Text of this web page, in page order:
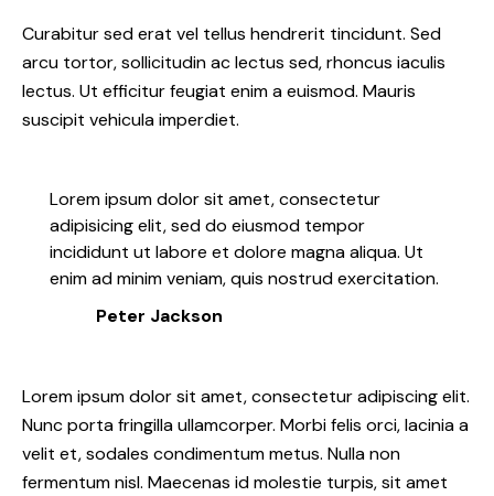
Curabitur sed erat vel tellus hendrerit tincidunt. Sed
arcu tortor, sollicitudin ac lectus sed, rhoncus iaculis
lectus. Ut efficitur feugiat enim a euismod. Mauris
suscipit vehicula imperdiet.
Lorem ipsum dolor sit amet, consectetur
adipisicing elit, sed do eiusmod tempor
incididunt ut labore et dolore magna aliqua. Ut
enim ad minim veniam, quis nostrud exercitation.
Peter Jackson
Lorem ipsum dolor sit amet, consectetur adipiscing elit.
Nunc porta fringilla ullamcorper. Morbi felis orci, lacinia a
velit et, sodales condimentum metus. Nulla non
fermentum nisl. Maecenas id molestie turpis, sit amet